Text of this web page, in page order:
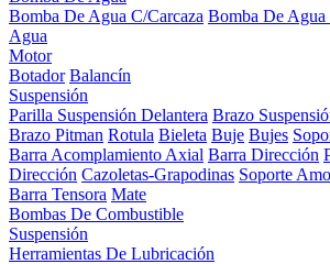
Bomba De Agua C/Carcaza Bomba De Agua
Agua
Motor
Botador Balancín
Suspensión
Parilla Suspensión Delantera Brazo
Brazo Pitman Rotula Bieleta Buje Bujes
Barra Acomplamiento Axial Barra Dirección
Dirección Cazoletas-Grapodinas Soporte
Barra Tensora Mate
Bombas De Combustible
Suspensión
Herramientas De Lubricación